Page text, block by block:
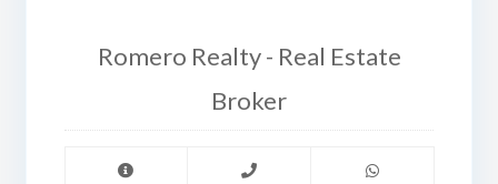
Romero Realty - Real Estate
Broker